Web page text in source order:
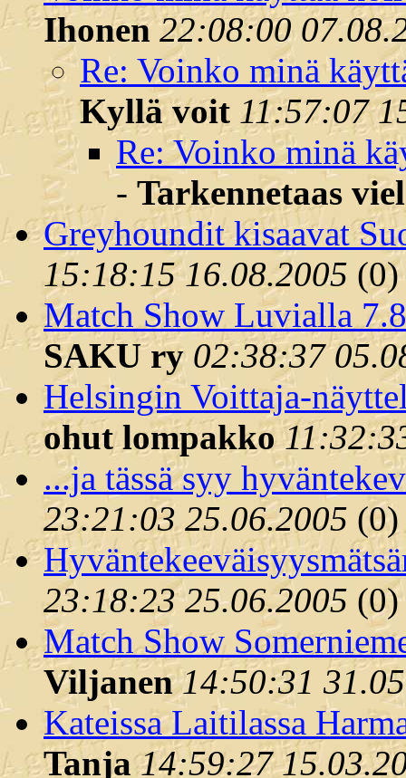
Ihonen 22:08:00
Re: Voinko minä
Kyllä voit 11:57:07
Re: Voinko minä
- Tarkennetaas
Greyhoundit kisaavat
15:18:15 16.08.2005 (0)
Match Show Luvialla
SAKU ry 02:38:37
Helsingin Voittaja-
ohut lompakko
...ja tässä syy
23:21:03 25.06.2005 (0)
23:18:23 25.06.2005 (0)
Match Show
Viljanen 14:50:31
Kateissa Laitilassa
Tanja 14:59:27